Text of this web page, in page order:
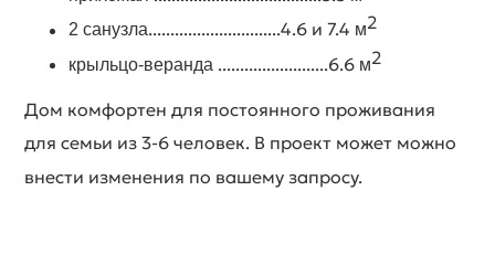
2 санузла..............................4.6 и 7.4 м2
крыльцо-веранда .........................6.6 м2
Дом комфортен для постоянного проживания
для семьи из 3-6 человек. В проект может можно
внести изменения по вашему запросу.